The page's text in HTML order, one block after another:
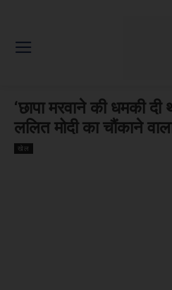
‘छापा मरवाने की धमकी
ललित मोदी का चौंकाने
खेल